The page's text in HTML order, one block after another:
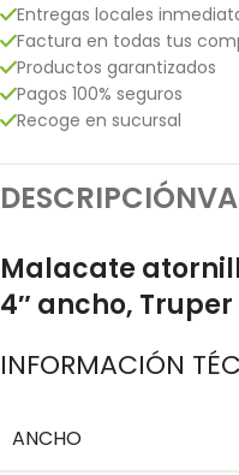
Entregas locales
Factura en todas tus
Productos garantizados
Pagos 100% seguros
Recoge en sucursal
DESCRIPCIÓN
Malacate
4″ ancho, Truper
INFORMACIÓN
ANCHO